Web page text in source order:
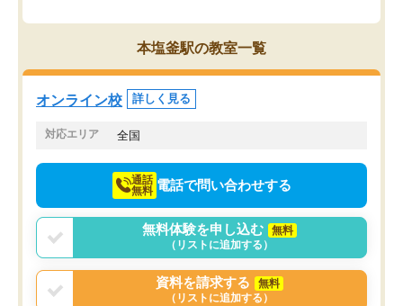
本塩釜駅の教室一覧
オンライン校 詳しく見る
対応エリア 全国
通話
無料 電話で問い合わせする
無料体験を申し込む
無料
（リストに追加する）
資料を請求する
無料
（リストに追加する）